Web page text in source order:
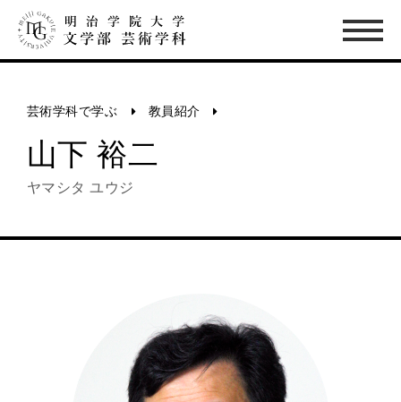
芸術学科で学ぶ 教員紹介
山下 裕二
ヤマシタ ユウジ